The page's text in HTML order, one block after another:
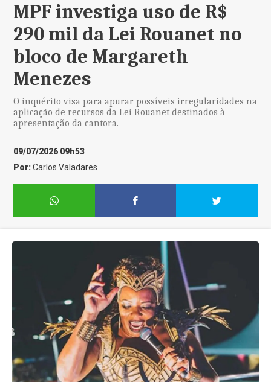
MPF investiga uso de R$
290 mil da Lei Rouanet no
bloco de Margareth
Menezes
O inquérito visa para apurar possíveis irregularidades na
aplicação de recursos da Lei Rouanet destinados à
apresentação da cantora.
09/07/2026 09h53
Por:Carlos Valadares